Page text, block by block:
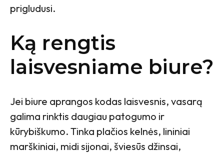
prigludusi.
Ką rengtis
laisvesniame biure?
Jei biure aprangos kodas laisvesnis, vasarą
galima rinktis daugiau patogumo ir
kūrybiškumo. Tinka plačios kelnės, lininiai
marškiniai, midi sijonai, šviesūs džinsai,